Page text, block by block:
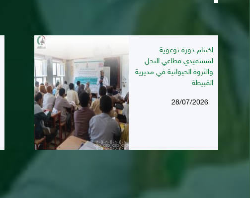
اختتام دورة توعوية
لمستفيدي قطاعي النحل
والثروة الحيوانية في مديرية
القبيطة
28/07/2026